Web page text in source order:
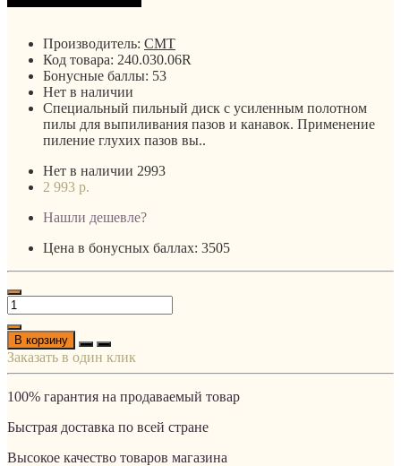
Производитель: CMT
Код товара: 240.030.06R
Бонусные баллы: 53
Нет в наличии
Специальный пильный диск с усиленным полотном
пилы для выпиливания пазов и канавок. Применение
пиление глухих пазов вы..
Нет в наличии 2993
2 993 р.
Нашли дешевле?
Цена в бонусных баллах: 3505
В корзину
Заказать в один клик
100% гарантия на продаваемый товар
Быстрая доставка по всей стране
Высокое качество товаров магазина